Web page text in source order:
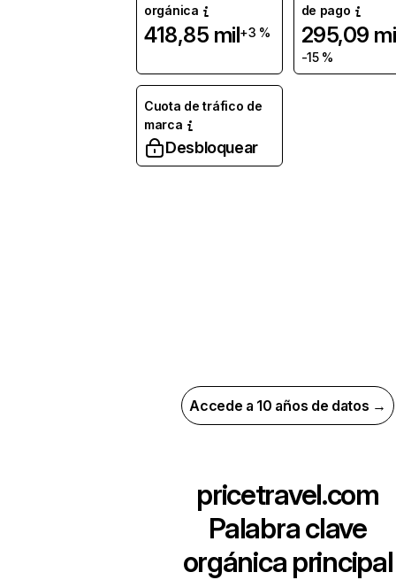
orgánica
418,85 mil+3 %
de pago
295,09
-15 %
Cuota de tráfico de
marca
Desbloquear
Accede a 10 años de datos →
pricetravel.com
Palabra clave
orgánica principal